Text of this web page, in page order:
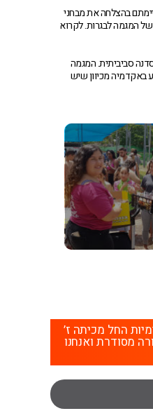
העבודה, במידה וסיימתם בהצלחה את מבחני
הכשרות נוספות. תעודת המקצוע מותנית בהצלחה ב – 4 יחידות הלימוד של המגמה לבגרות. לקרוא
עיוניות ו – 2 יחידות מעשיות – אקוטופ וסדנה סביביתית. המגמה
בשקלול הממוצע באקדמיה מכיוון שיש
החל מכיתה ז’
מסודרת ואנחנו